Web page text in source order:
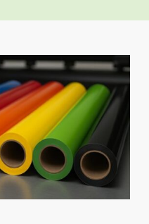
Las Trojes León,